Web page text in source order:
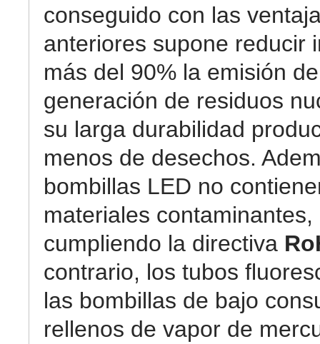
conseguido con las
anteriores supone reducir
más del 90% la emisión
generación de residuos
su larga durabilidad
menos de desechos.
bombillas LED no
materiales contaminantes,
cumpliendo la directiva
contrario, los tubos
las bombillas de bajo
rellenos de vapor de